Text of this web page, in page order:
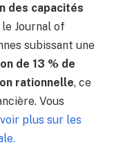
des capacités
Journal of
subissant une
de 13 % de
rationnelle, ce
Vous
plus sur les